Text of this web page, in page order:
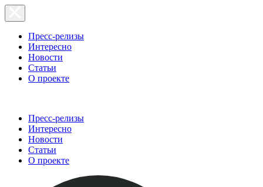
Пресс-релизы
Интересно
Новости
Статьи
О проекте
Пресс-релизы
Интересно
Новости
Статьи
О проекте